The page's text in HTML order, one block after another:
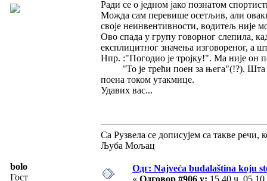
Ради се о једном јако познатом
Можда сам перевише осетљив, али
своје неинвентивности, водитељ није
Ово спада у групу говорног слепила,
експлицитног значења изговореног, а
Нпр. :"Погодио је тројку!". Ма није он
"То је трећи поен за њега"(!?). Шта
поена током утакмице.
Удавих вас...
Са Рузвела се дописујем са такве
Љуба Мољац
bolo
Гост
Одг: Najveća budalaština koju
« Одговор #906 у: 15.40 ч.